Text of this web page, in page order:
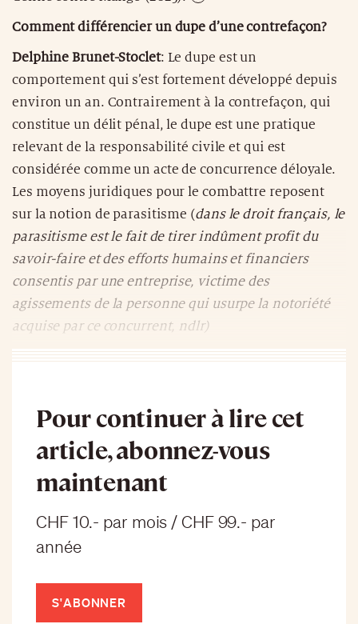
Comment différencier un dupe d’une contrefaçon?
Delphine Brunet-Stoclet: Le dupe est un
comportement qui s’est fortement développé depuis
environ un an. Contrairement à la contrefaçon, qui
constitue un délit pénal, le dupe est une pratique
relevant de la responsabilité civile et qui est
considérée comme un acte de concurrence déloyale.
Les moyens juridiques pour le combattre reposent
sur la notion de parasitisme (dans le droit français, le
parasitisme est le fait de tirer indûment profit du
savoir-faire et des efforts humains et financiers
consentis par une entreprise, victime des
agissements de la personne qui usurpe la notoriété
acquise par ce concurrent, ndlr)
Pour continuer à lire cet
article, abonnez-vous
maintenant
CHF 10.- par mois / CHF 99.- par
année
S'ABONNER